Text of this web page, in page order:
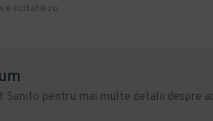
licitatie.ro
Sanito pentru mai multe detalii despre